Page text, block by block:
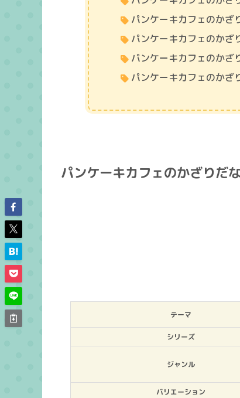
パンケーキカフェのかざ
パンケーキカフェのかざ
パンケーキカフェのかざ
パンケーキカフェのかざ
パンケーキカフェのかざりだな
テーマ
シリーズ
ジャンル
バリエーション